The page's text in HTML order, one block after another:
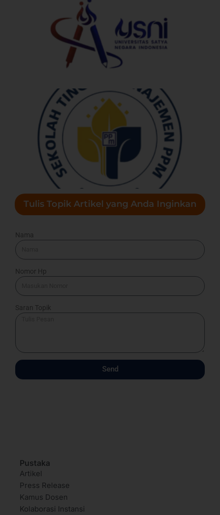
Tulis Topik Artikel yang Anda Inginkan
Nama
Nomor Hp
Saran Topik
Send
Pustaka
Artikel
Press Release
Kamus Dosen
Kolaborasi Instansi